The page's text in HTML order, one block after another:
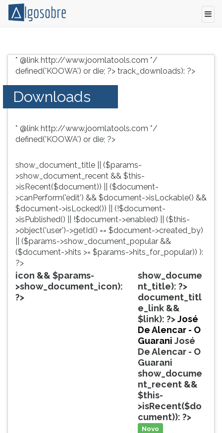
grátis
vestibular,
enem
concursos.
resumos
livros,
biografias,
profissões,
simulados
comentados.
Acessibilidade
leitor
TAB
depois
F
para
ouvir
conteúdo
principal
pular
essa
leitura
pressione
depois
pausar
* @link http://www.joomlatools.com */
defined('KOOWA') or die; ?> track_downloads): ?>
Downloads
* @link http://www.joomlatools.com */
defined('KOOWA') or die; ?>
show_document_title || ($params-
>show_document_recent && $this-
>isRecent($document)) || ($document-
>canPerform('edit') && $document->isLockable() &&
$document->isLocked()) || (!$document-
>isPublished() || !$document->enabled) || ($this-
>object('user')->getId() == $document->created_by)
|| ($params->show_document_popular &&
($document->hits >= $params->hits_for_popular)) ):
?>
icon && $params-
>show_document_icon):
?>
show_docume
nt_title): ?>
document_titl
e_link &&
$link): ?>José
De Alencar - O
Guarani José
De Alencar - O
Guarani
show_docume
nt_recent &&
$this-
>isRecent($do
cument)): ?>
Novo